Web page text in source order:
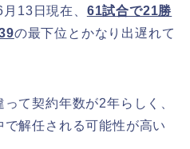
13日現在、 61試合で21勝
の最下位とかなり出遅れて
て契約年数が2年らしく、
解任される可能性が高い